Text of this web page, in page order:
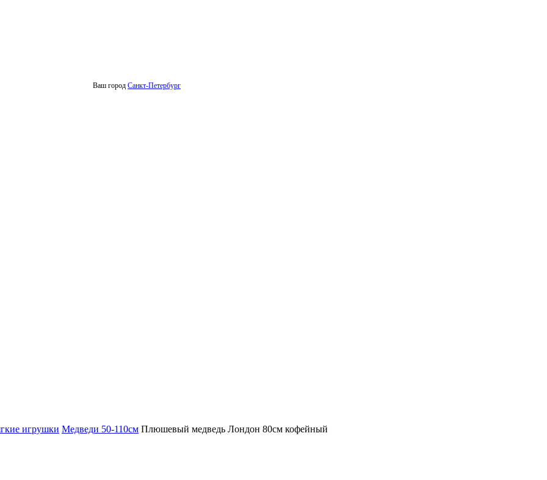
Ваш город Санкт-Петербург
игрушки Медведи 50-110см Плюшевый медведь Лондон 80см кофейный